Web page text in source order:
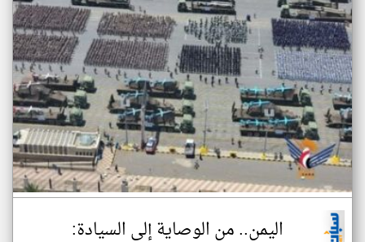
اليمن.. من الوصاية إلى السيادة: